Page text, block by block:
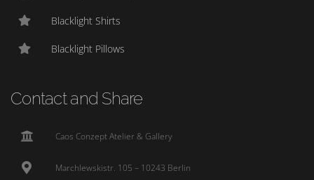
Blacklight Shirts
Blacklight Pillows
Contact and Share
Caos Conzept Atelier & Gallery
Marchlewskistr. 105 – 10243 Berlin